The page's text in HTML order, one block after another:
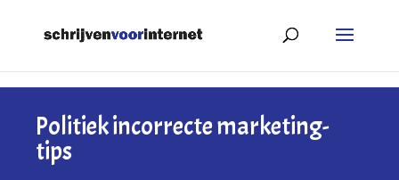
Politiek incorrecte marketing-
tips